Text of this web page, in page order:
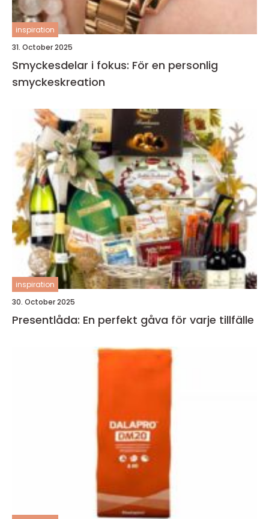
inspiration
31. October 2025
Smyckesdelar i fokus: För en personlig
smyckeskreation
inspiration
30. October 2025
Presentlåda: En perfekt gåva för varje tillfälle